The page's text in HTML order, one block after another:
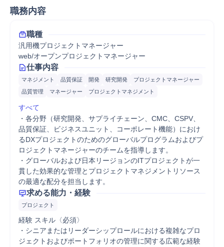
職務内容
職種
汎用機プロジェクトマネージャー
web/オープンプロジェクトマネージャー
仕事内容
マネジメント 品質保証 開発 研究開発
プロジェクトマネージャー
品質管理
マネージャー プロジェクトマネジメント
すべて
・各分野（研究開発、サプライチェーン、CMC、CSPV、
品質保証、ビジネスユニット、コーポレート機能）におけ
るDXプロジェクトのためのグローバルプログラムおよびプ
ロジェクトマネージャーのチームを指導します。
・グローバルおよび日本リージョンのITプロジェクトが一
貫した効果的な管理とプロジェクトマネジメントリソース
の最適な配分を担当します。
求める能力・経験
プロジェクト
経験 スキル〈必須〉
・シニアまたはリーダーシップロールにおける複雑なプロ
ジェクトおよびポートフォリオの管理に関する広範な経験